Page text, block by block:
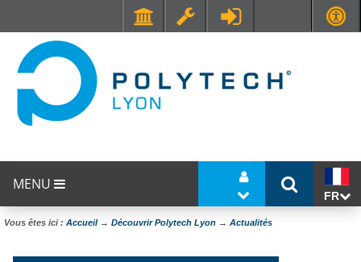
MENU
FR
Vous êtes ici : Accueil→ Découvrir Polytech Lyon → Actualités